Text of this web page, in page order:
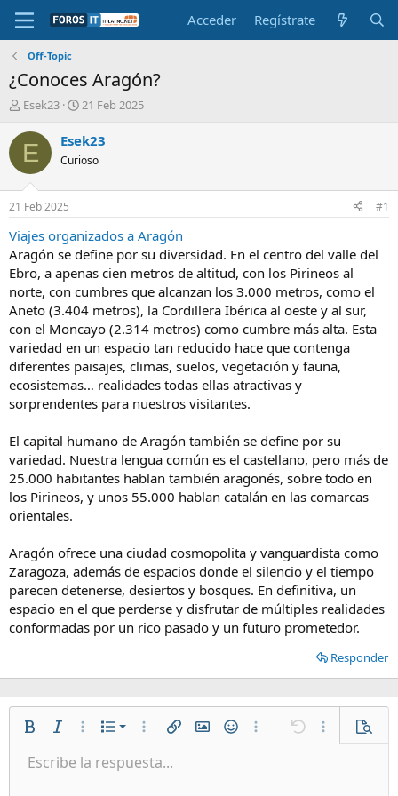
Acceder Regístrate
Off-Topic
¿Conoces Aragón?
I
i
c
a
d
o
r
d
e
l
t
e
m
a
Esek23
F
c
a
i
n
i
c
i
o
21 Feb 2025
E Esek23
Curioso
21 Feb 2025 #1
Viajes organizados a Aragón
Aragón se define por su diversidad. En el centro del valle del
Ebro, a apenas cien metros de altitud, con los Pirineos al
norte, con cumbres que alcanzan los 3.000 metros, como el
Aneto (3.404 metros), la Cordillera Ibérica al oeste y al sur,
con el Moncayo (2.314 metros) como cumbre más alta. Esta
variedad en un espacio tan reducido hace que contenga
diferentes paisajes, climas, suelos, vegetación y fauna,
ecosistemas… realidades todas ellas atractivas y
sorprendentes para nuestros visitantes.
El capital humano de Aragón también se define por su
variedad. Nuestra lengua común es el castellano, pero más de
25.000 habitantes hablan también aragonés, sobre todo en
los Pirineos, y unos 55.000 hablan catalán en las comarcas
orientales.
Aragón ofrece una ciudad cosmopolita y vanguardista como
Zaragoza, además de espacios donde el silencio y el tiempo
parecen detenerse, desiertos y bosques. En definitiva, un
espacio en el que perderse y disfrutar de múltiples realidades
conformadas por un rico pasado y un futuro prometedor.
Responder
NegritaCursivaMás opciones…
Lista
Lista numerada
Lista desordenada
Más opciones…
Insertar enlace
Insertar imagen
EmoticonosMás opciones…
Deshacer
Más
Vista
Tamaño del texto
9
Color de texto
Fuente Arial
TachadoSubrayado
AlineamientoAlineación izquierda
Paragraph format
Normal
CitarMultimedia
Insertar tabla
Insert horizontal line
SpoilerCódigo
RehacerCambiar a código BB
Eliminar formato
BorradoresGuardar borrador
Escribe la respuesta...